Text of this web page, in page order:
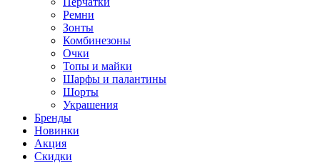
Ремни
Зонты
Комбинезоны
Очки
Топы и майки
Шарфы и палантины
Шорты
Украшения
Бренды
Новинки
Акция
Скидки